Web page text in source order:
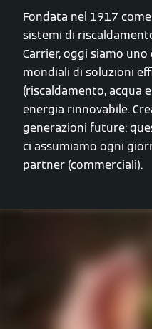
Fondata nel 1917
sistemi di
Carrier, oggi siamo
mondiali di soluzioni
(riscaldamento, acqua
energia rinnovabile.
generazioni future:
ci assumiamo ogni
partner (commerciali).